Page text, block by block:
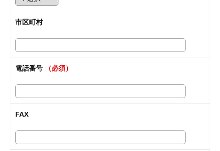
市区町村
電話番号 （必須）
FAX